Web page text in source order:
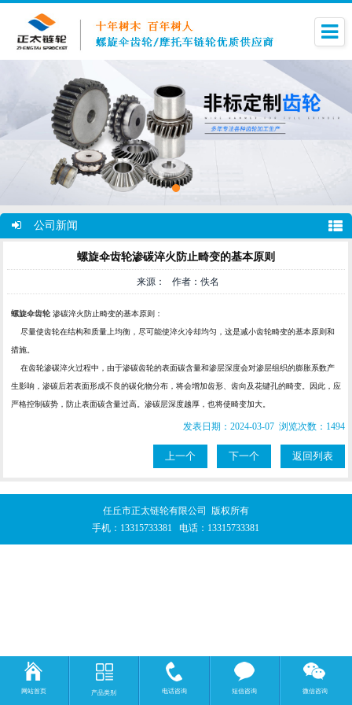
公司新闻
螺旋伞齿轮渗碳淬火防止畸变的基本原则
来源： 作者：佚名
螺旋伞齿轮 渗碳淬火防止畸变的基本原则：
尽量使齿轮在结构和质量上均衡，尽可能使淬火冷却均匀，这是减小齿轮畸变的基本原则和
措施。
在齿轮渗碳淬火过程中，由于渗碳齿轮的表面碳含量和渗层深度会对渗层组织的膨胀系数产
生影响，渗碳后若表面形成不良的碳化物分布，将会增加齿形、齿向及花键孔的畸变。因此，应
严格控制碳势，防止表面碳含量过高。渗碳层深度越厚，也将使畸变加大。
发表日期：2024-03-07 浏览次数：1494
上一个 下一个 返回列表
任丘市正太链轮有限公司 版权所有
手机： 13315733381 电话： 13315733381
网站首页 产品类别 电话咨询 短信咨询 微信咨询